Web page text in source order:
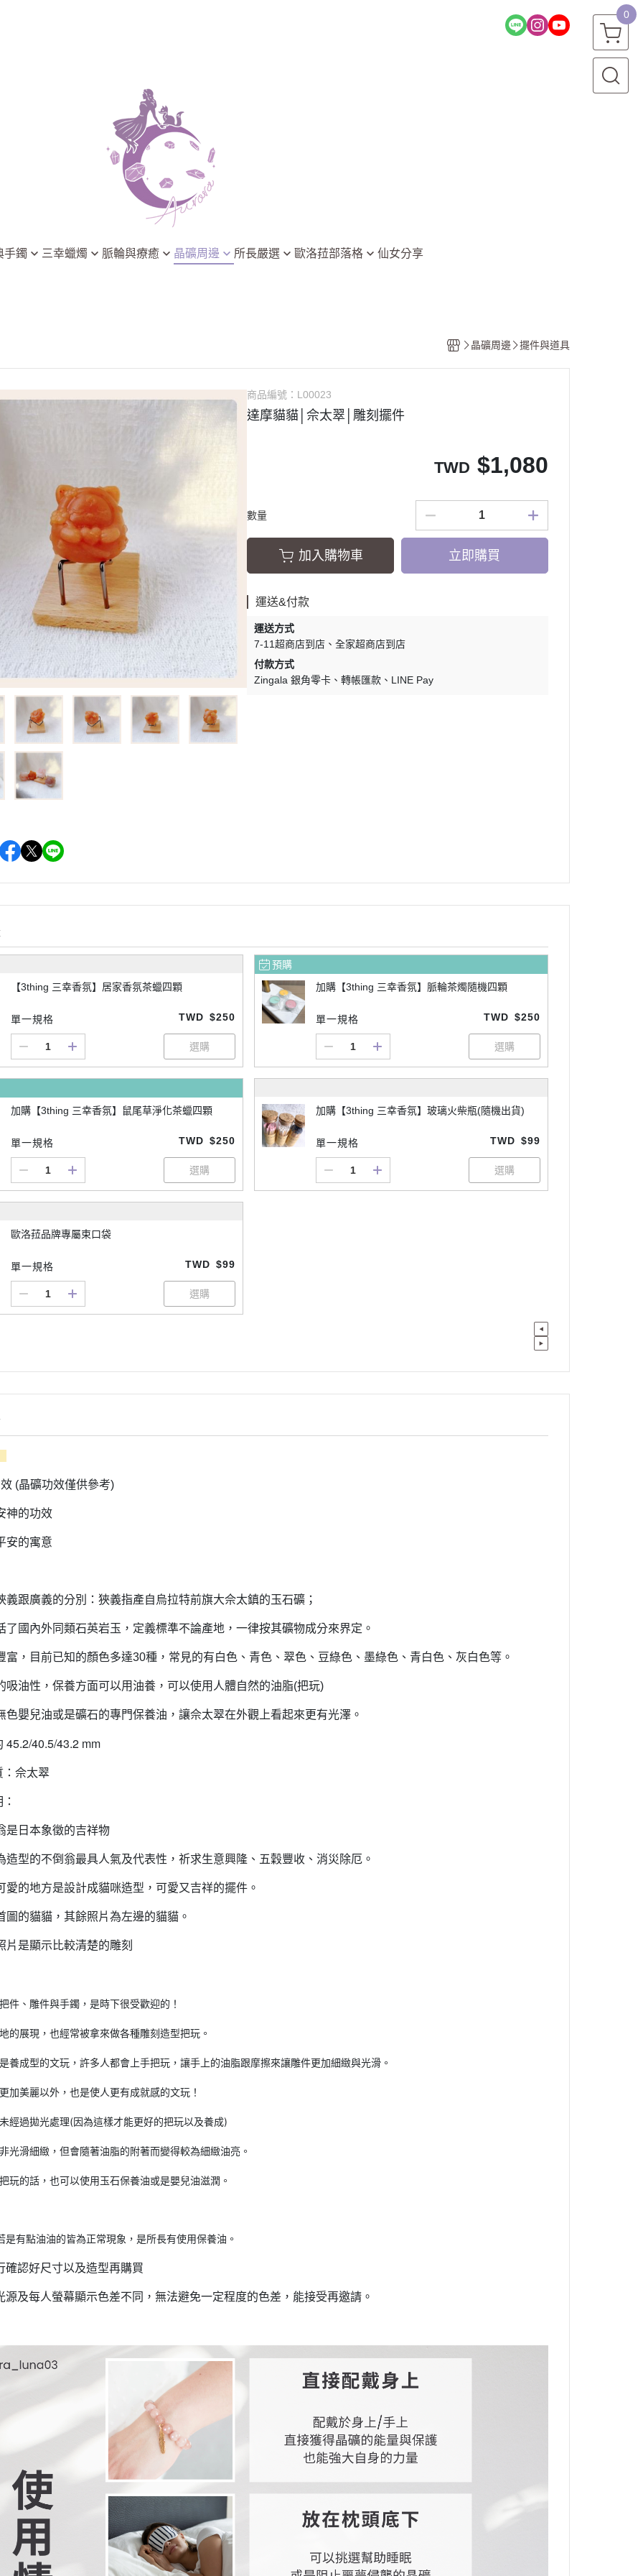
0
手鐲 三幸蠟燭 脈輪與療癒 晶礦周邊
手鐲盒
所長嚴選 歐洛菈部落格 仙女分享
晶礦周邊 擺件與道具
商品編號： L00023
達摩貓貓│佘太翠│雕刻擺件
TWD $1,080
數量
加入購物車 立即購買
運送&付款
運送方式
7-11超商店到店
全家超商店到店
付款方式
Zingala 銀角零卡
轉帳匯款 LINE Pay
【3thing 三幸香氛】居家香氛茶蠟四顆
單一規格 TWD $250
預購
加購【3thing 三幸香氛】脈輪茶燭隨機四顆
單一規格 TWD $250
加購【3thing 三幸香氛】鼠尾草淨化茶蠟四顆
單一規格 TWD $250
加購【3thing 三幸香氛】玻璃火柴瓶(隨機出貨)
單一規格 TWD $99
歐洛菈品牌專屬束口袋
單一規格 TWD $99
(晶礦功效僅供參考)
神的功效
安的寓意
義跟廣義的分別：狹義指產自烏拉特前旗大佘太鎮的玉石礦；
了國內外同類石英岩玉，定義標準不論產地，一律按其礦物成分來界定。
富，目前已知的顏色多達30種，常見的有白色、青色、翠色、豆綠色、墨綠色、青白色、灰白色等。
吸油性，保養方面可以用油養，可以使用人體自然的油脂(把玩)
色嬰兒油或是礦石的專門保養油，讓佘太翠在外觀上看起來更有光澤。
45.2/40.5/43.2 mm
：佘太翠
是日本象徵的吉祥物
造型的不倒翁最具人氣及代表性，祈求生意興隆、五穀豐收、消災除厄。
愛的地方是設計成貓咪造型，可愛又吉祥的擺件。
圖的貓貓，其餘照片為左邊的貓貓。
片是顯示比較清楚的雕刻
件、雕件與手鐲，是時下很受歡迎的！
的展現，也經常被拿來做各種雕刻造型把玩。
養成型的文玩，許多人都會上手把玩，讓手上的油脂跟摩擦來讓雕件更加細緻與光滑。
加美麗以外，也是使人更有成就感的文玩！
經過拋光處理(因為這樣才能更好的把玩以及養成)
光滑細緻，但會隨著油脂的附著而變得較為細緻油亮。
玩的話，也可以使用玉石保養油或是嬰兒油滋潤。
是有點油油的皆為正常現象，是所長有使用保養油。
認好尺寸以及造型再購買
及每人螢幕顯示色差不同，無法避免一定程度的色差，能接受再邀請。